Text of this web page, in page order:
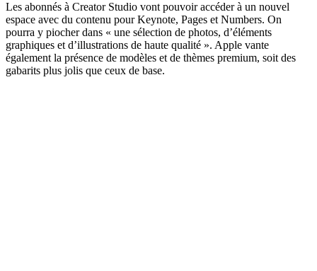
Les abonnés à Creator Studio vont pouvoir accéder à un nouvel
espace avec du contenu pour Keynote, Pages et Numbers. On
pourra y piocher dans « une sélection de photos, d’éléments
graphiques et d’illustrations de haute qualité ». Apple vante
également la présence de modèles et de thèmes premium, soit des
gabarits plus jolis que ceux de base.